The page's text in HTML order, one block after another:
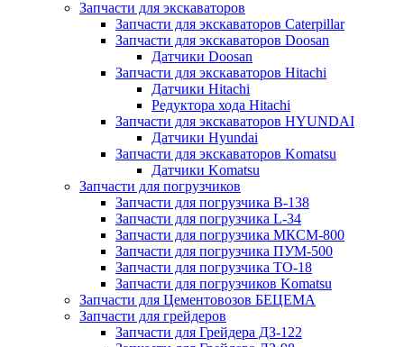
Запчасти для экскаваторов
Запчасти для экскаваторов Caterpillar
Запчасти для экскаваторов Doosan
Датчики Doosan
Запчасти для экскаваторов Hitachi
Датчики Hitachi
Редуктора хода Hitachi
Запчасти для экскаваторов HYUNDAI
Датчики Hyundai
Запчасти для экскаваторов Komatsu
Датчики Komatsu
Запчасти для погрузчиков
Запчасти для погрузчика B-138
Запчасти для погрузчика L-34
Запчасти для погрузчика МКСМ-800
Запчасти для погрузчика ПУМ-500
Запчасти для погрузчика ТО-18
Запчасти для погрузчиков Komatsu
Запчасти для Цементовозов БЕЦЕМА
Запчасти для грейдеров
Запчасти для Грейдера ДЗ-122